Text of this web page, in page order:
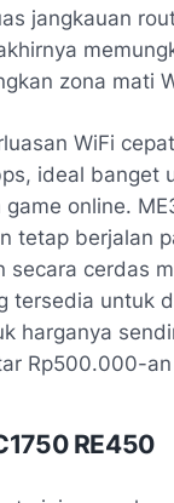
jangkauan
zona mati
WiFi
ideal banget
online.
tetap berjalan
secara cerdas
tersedia untuk
harganya
Rp500.000-
RE450